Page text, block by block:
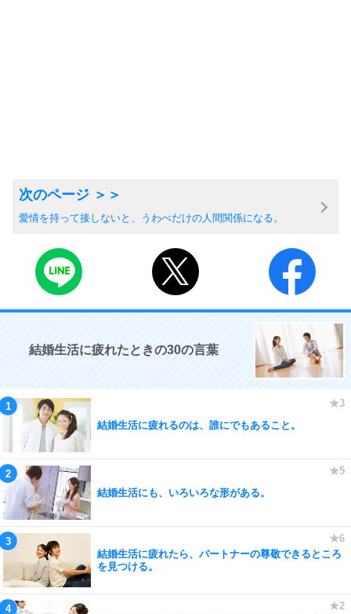
愛情を持って接しないと、うわべだけの人間関係になる。
結婚生活に疲れたときの30の言葉
結婚生活に疲れるのは、誰にでもあること。
結婚生活にも、いろいろな形がある。
結婚生活に疲れたら、パートナーの尊敬できるところ
を見つける。